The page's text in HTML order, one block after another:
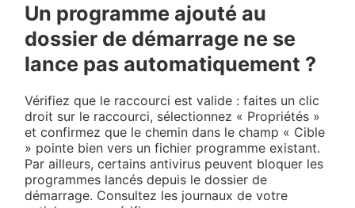
Un programme ajouté au
dossier de démarrage ne se
lance pas automatiquement ?
Vérifiez que le raccourci est valide : faites un clic
droit sur le raccourci, sélectionnez « Propriétés »
et confirmez que le chemin dans le champ « Cible
» pointe bien vers un fichier programme existant.
Par ailleurs, certains antivirus peuvent bloquer les
programmes lancés depuis le dossier de
démarrage. Consultez les journaux de votre